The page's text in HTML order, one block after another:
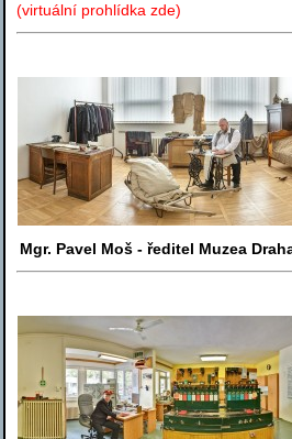
(virtuální prohlídka zde)
Mgr. Pavel Moš - ředitel Muzea